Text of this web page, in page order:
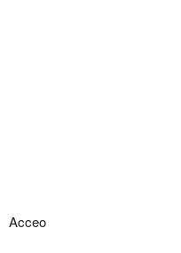
Acceo